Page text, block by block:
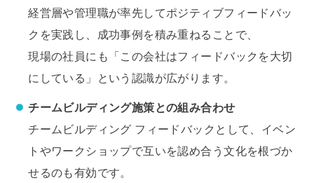
経営層や管理職が率先してポジティブフィードバッ
クを実践し、成功事例を積み重ねることで、
現場の社員にも「この会社はフィードバックを大切
にしている」という認識が広がります。
チームビルディング施策との組み合わせ
チームビルディング フィードバックとして、イベン
トやワークショップで互いを認め合う文化を根づか
せるのも有効です。